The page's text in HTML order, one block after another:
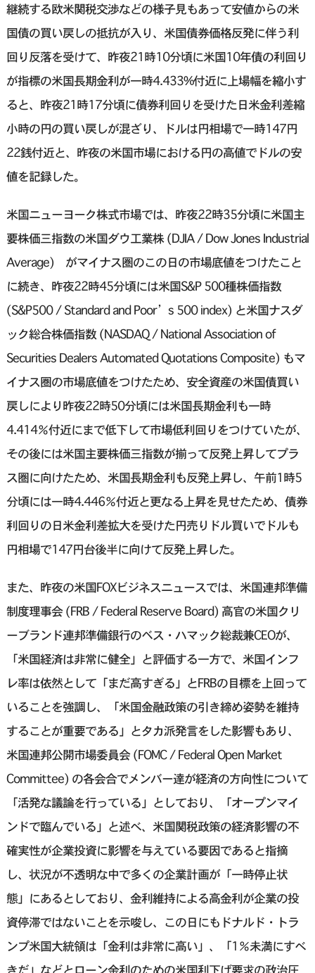
継続する欧米関税交渉などの様子見もあって安値からの米
国債の買い戻しの抵抗が入り、米国債券価格反発に伴う利
回り反落を受けて、昨夜21時10分頃に米国10年債の利回り
が指標の米国長期金利が一時4.433%付近に上場幅を縮小す
ると、昨夜21時17分頃に債券利回りを受けた日米金利差縮
小時の円の買い戻しが混ざり、ドルは円相場で一時147円
22銭付近と、昨夜の米国市場における円の高値でドルの安
値を記録した。
米国ニューヨーク株式市場では、昨夜22時35分頃に米国主
要株価三指数の米国ダウ工業株 (DJIA / Dow Jones Industrial
Average) がマイナス圏のこの日の市場底値をつけたこと
に続き、昨夜22時45分頃には米国S&P 500種株価指数
(S&P500 / Standard and Poor’s 500 index) と米国ナスダ
ック総合株価指数 (NASDAQ / National Association of
Securities Dealers Automated Quotations Composite) もマ
イナス圏の市場底値をつけたため、安全資産の米国債買い
戻しにより昨夜22時50分頃には米国長期金利も一時
4.414％付近にまで低下して市場低利回りをつけていたが、
その後には米国主要株価三指数が揃って反発上昇してプラ
ス圏に向けたため、米国長期金利も反発上昇し、午前1時5
分頃には一時4.446％付近と更なる上昇を見せたため、債券
利回りの日米金利差拡大を受けた円売りドル買いでドルも
円相場で147円台後半に向けて反発上昇した。
また、昨夜の米国FOXビジネスニュースでは、米国連邦準備
制度理事会 (FRB / Federal Reserve Board) 高官の米国クリ
ーブランド連邦準備銀行のベス・ハマック総裁兼CEOが、
「米国経済は非常に健全」と評価する一方で、米国インフ
レ率は依然として「まだ高すぎる」とFRBの目標を上回って
いることを強調し、「米国金融政策の引き締め姿勢を維持
することが重要である」とタカ派発言をした影響もあり、
米国連邦公開市場委員会 (FOMC / Federal Open Market
Committee) の各会合でメンバー達が経済の方向性について
「活発な議論を行っている」としており、「オープンマイ
ンドで臨んでいる」と述べ、米国関税政策の経済影響の不
確実性が企業投資に影響を与えている要因であると指摘
し、状況が不透明な中で多くの企業計画が「一時停止状
態」にあるとしており、金利維持による高金利が企業の投
資停滞ではないことを示唆し、この日にもドナルド・トラ
ンプ米国大統領は「金利は非常に高い」、「1％未満にすべ
きだ」などとローン金利のための米国利下げ要求の政治圧